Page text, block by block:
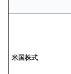
米国株式